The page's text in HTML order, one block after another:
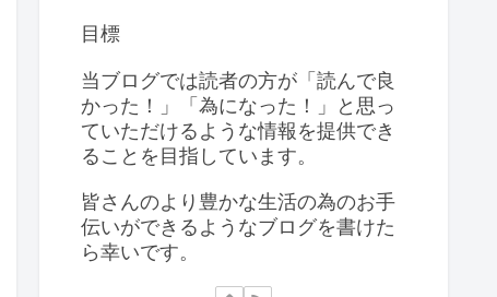
目標
当ブログでは読者の方が「読んで良
かった！」「為になった！」と思っ
ていただけるような情報を提供でき
ることを目指しています。
皆さんのより豊かな生活の為のお手
伝いができるようなブログを書けた
ら幸いです。